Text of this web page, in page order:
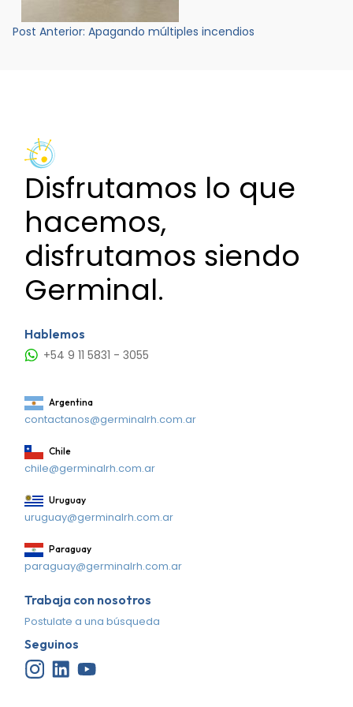
Navegación
Post Anterior: Apagando múltiples incendios
Disfrutamos lo que
hacemos,
disfrutamos siendo
Germinal.
Hablemos
+54 9 11 5831 - 3055
Argentina
contactanos@germinalrh.com.ar
Chile
chile@germinalrh.com.ar
Uruguay
uruguay@germinalrh.com.ar
Paraguay
paraguay@germinalrh.com.ar
Trabaja con nosotros
Postulate a una búsqueda
Seguinos